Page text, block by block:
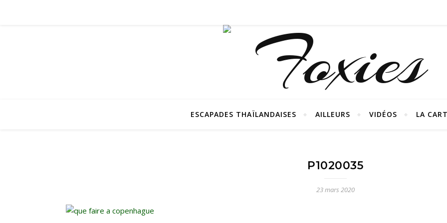
ESCAPADES THAÏLANDAISES AILLEURS VIDÉOS LA
P1020035
23 mars 2020